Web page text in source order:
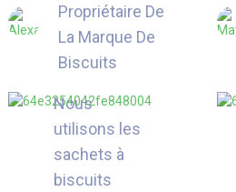
Propriétaire De
La Marque De
Biscuits
Nous
utilisons les
sachets à
biscuits